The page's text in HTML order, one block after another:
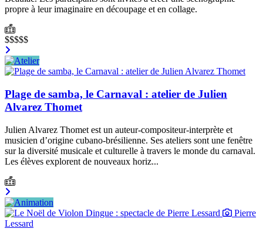
propre à leur imaginaire en découpage et en collage.
$$$$$
Plage de samba, le Carnaval : atelier de Julien
Alvarez Thomet
Julien Alvarez Thomet est un auteur-compositeur-interprète et
musicien d’origine cubano-brésilienne. Ses ateliers sont une fenêtre
sur la diversité musicale et culturelle à travers le monde du carnaval.
Les élèves explorent de nouveaux horiz...
Pierre
Lessard